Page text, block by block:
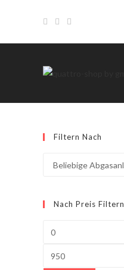
Filtern Nach
Nach Preis Filtern